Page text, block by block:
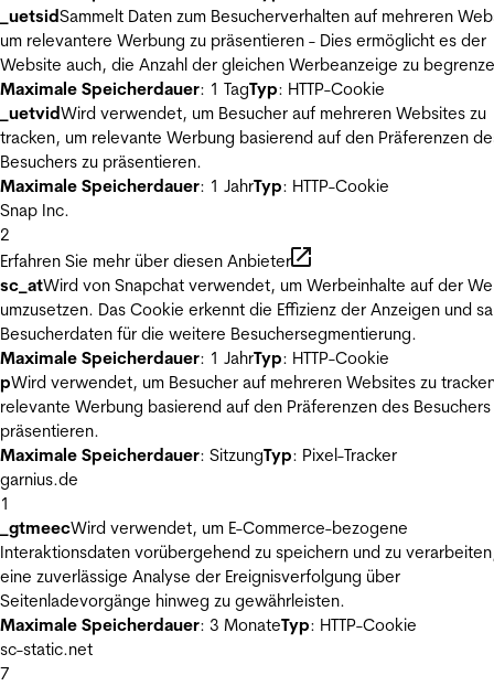
_uetsidSammelt Daten zum Besucherverhalten auf mehreren
um relevantere Werbung zu präsentieren - Dies ermöglicht es der
Website auch, die Anzahl der gleichen Werbeanzeige zu
Maximale Speicherdauer: 1 TagTyp: HTTP-Cookie
_uetvidWird verwendet, um Besucher auf mehreren Websites zu
tracken, um relevante Werbung basierend auf den Präferenzen
Besuchers zu präsentieren.
Maximale Speicherdauer: 1 JahrTyp: HTTP-Cookie
Snap Inc.
2
Erfahren Sie mehr über diesen Anbieter
sc_atWird von Snapchat verwendet, um Werbeinhalte auf der
umzusetzen. Das Cookie erkennt die Effizienz der Anzeigen und
Besucherdaten für die weitere Besuchersegmentierung.
Maximale Speicherdauer: 1 JahrTyp: HTTP-Cookie
pWird verwendet, um Besucher auf mehreren Websites zu
relevante Werbung basierend auf den Präferenzen des Besuchers
präsentieren.
Maximale Speicherdauer: SitzungTyp: Pixel-Tracker
garnius.de
1
_gtmeecWird verwendet, um E-Commerce-bezogene
Interaktionsdaten vorübergehend zu speichern und zu
eine zuverlässige Analyse der Ereignisverfolgung über
Seitenladevorgänge hinweg zu gewährleisten.
Maximale Speicherdauer: 3 MonateTyp: HTTP-Cookie
sc-static.net
7